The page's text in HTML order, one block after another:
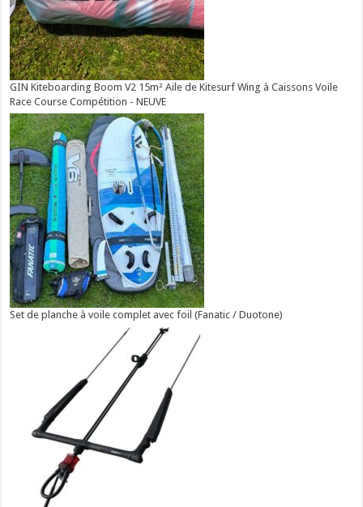
GIN Kiteboarding Boom V2 15m² Aile de Kitesurf Wing à Caissons Voile
Race Course Compétition - NEUVE
Set de planche à voile complet avec foil (Fanatic / Duotone)